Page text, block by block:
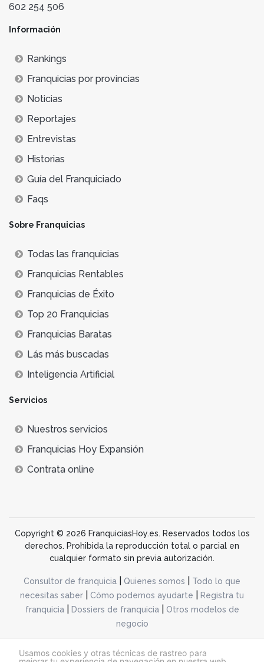
Usamos cookies y otras técnicas de rastreo para
602 254 506
Información
Rankings
Franquicias por provincias
Noticias
Reportajes
Entrevistas
Historias
Guía del Franquiciado
Faqs
Sobre Franquicias
Todas las franquicias
Franquicias Rentables
Franquicias de Éxito
Top 20 Franquicias
Franquicias Baratas
Lás más buscadas
Inteligencia Artificial
Servicios
Nuestros servicios
Franquicias Hoy Expansión
Contrata online
Copyright © 2026 FranquiciasHoy.es. Reservados todos los
derechos. Prohibida la reproducción total o parcial en
cualquier formato sin previa autorización.
Consultor de franquicia Quienes somos
Todo lo que
necesitas saber
Cómo podemos ayudarte
Registra tu
franquicia| Dossiers de franquicia|
Otros modelos de
negocio